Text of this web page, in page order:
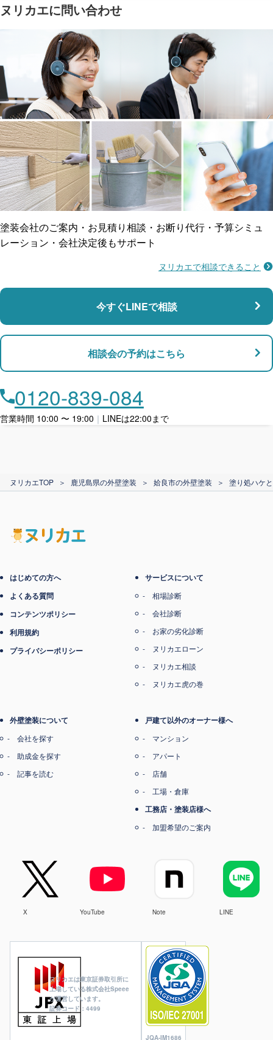
塗料の​品質を​保証
メーカー保証
工事保険
ご近所トラブルに
賠償保険
支払い対応
ローン利用
カード支払い
省エネ効果
断熱・遮熱塗料対応
雨漏り修繕
防水工事
マンション・アパート対応
店舗・事務所対応
ヌリカエに問い合わせ
塗装会社のご案内・お見積り相談・お断り代行・予算シミュ
レーション・会社決定後もサポート
ヌリカエで相談できること
今すぐLINEで相談
相談会の予約はこちら
0120-839-084
営業時間 10:00 〜 19:00 ｜ LINEは22:00まで
ヌリカエTOP ＞ 鹿児島県の外壁塗装 ＞ 姶良市の外壁塗装 ＞ 塗り処ハケ
ヌリカエは東京証券取引所に
上場している株式会社Speee
が運営しています。
証券コード：4499
JQA-IM1686
はじめての方へ
よくある質問
コンテンツポリシー
利用規約
プライバシーポリシー
サービスについて
相場診断
会社診断
お家の劣化診断
ヌリカエローン
ヌリカエ相談
ヌリカエ虎の巻
外壁塗装について
会社を探す
助成金を探す
記事を読む
戸建て以外のオーナー様へ
マンション
アパート
店舗
工場・倉庫
工務店・塗装店様へ
加盟希望のご案内
X YouTube Note LINE